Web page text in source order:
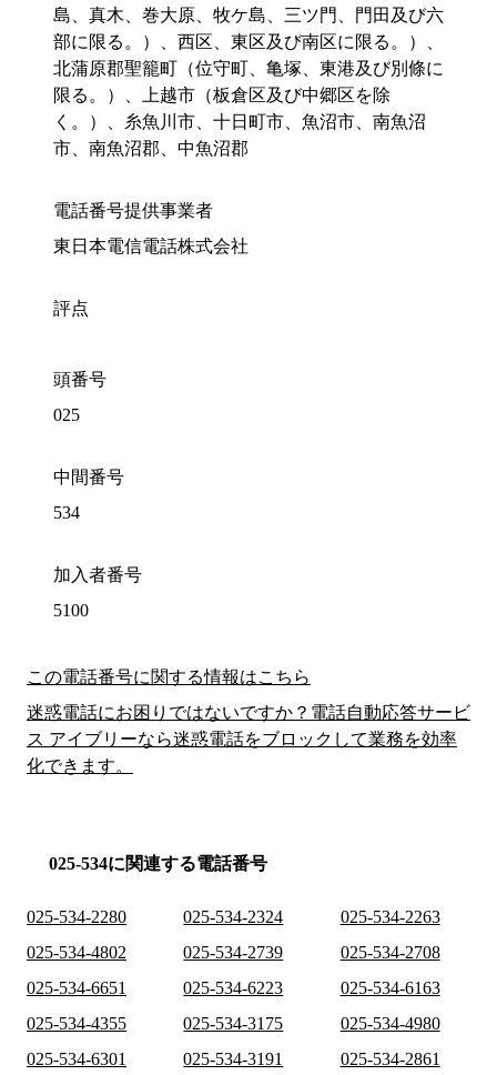
島、真木、巻大原、牧ケ島、三ツ門、門田及び六
部に限る。）、西区、東区及び南区に限る。）、
北蒲原郡聖籠町（位守町、亀塚、東港及び別條に
限る。）、上越市（板倉区及び中郷区を除
く。）、糸魚川市、十日町市、魚沼市、南魚沼
市、南魚沼郡、中魚沼郡
電話番号提供事業者
東日本電信電話株式会社
評点
頭番号
025
中間番号
534
加入者番号
5100
この電話番号に関する情報はこちら
迷惑電話にお困りではないですか？電話自動応答サービ
ス アイブリーなら迷惑電話をブロックして業務を効率
化できます。
025-534に関連する電話番号
025-534-2280 025-534-2324
025-534-2263
025-534-4802
025-534-2739
025-534-2708
025-534-6651
025-534-6223
025-534-6163
025-534-4355
025-534-3175
025-534-4980
025-534-6301
025-534-3191 025-534-2861